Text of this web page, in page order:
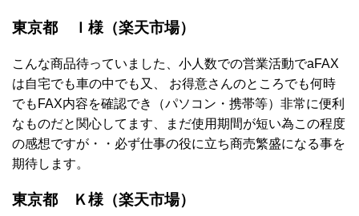
東京都 Ｉ様（楽天市場）
こんな商品待っていました、小人数での営業活動でaFAX
は自宅でも車の中でも又、 お得意さんのところでも何時
でもFAX内容を確認でき（パソコン・携帯等）非常に便利
なものだと関心してます、まだ使用期間が短い為この程度
の感想ですが・・必ず仕事の役に立ち商売繁盛になる事を
期待します。
東京都 Ｋ様（楽天市場）